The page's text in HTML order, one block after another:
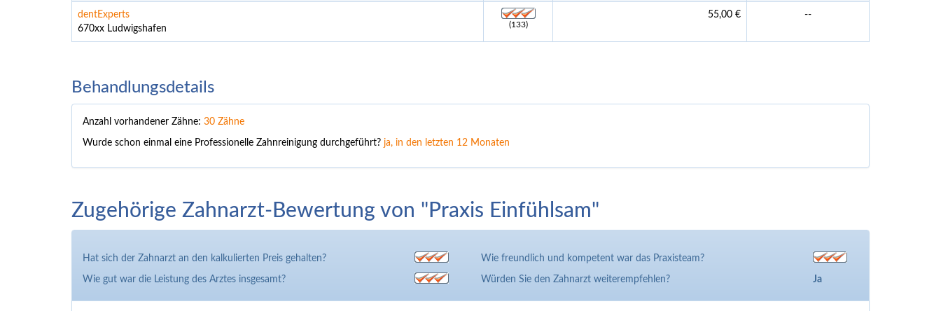
dentExperts
670xx Ludwigshafen
(133)
55,00 € --
Behandlungsdetails
Anzahl vorhandener Zähne: 30 Zähne
Wurde schon einmal eine Professionelle Zahnreinigung durchgeführt? ja, in den letzten 12 Monaten
Zugehörige Zahnarzt-Bewertung von "Praxis Einfühlsam"
Hat sich der Zahnarzt an den kalkulierten Preis gehalten?
Wie gut war die Leistung des Arztes insgesamt?
Wie freundlich und kompetent war das Praxisteam?
Würden Sie den Zahnarzt weiterempfehlen? Ja